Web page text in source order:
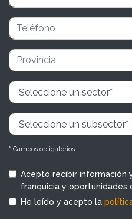
* Campos obligatorios
Acepto recibir información
franquicia y oportunidades
He leído y acepto la